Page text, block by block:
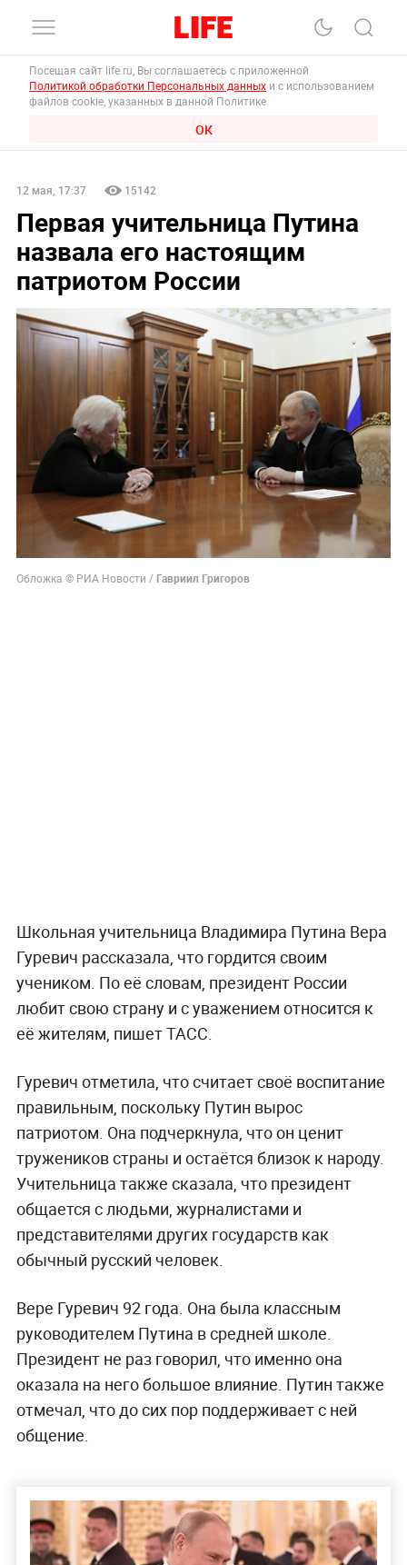
Посещая сайт life.ru, Вы соглашаетесь с приложенной
Политикой обработки Персональных данных и с использованием
файлов cookie, указанных в данной Политике.
ОК
12 мая, 17:37 15142
Первая учительница Путина
назвала его настоящим
патриотом России
Обложка © РИА Новости / Гавриил Григоров
Школьная учительница Владимира Путина Вера
Гуревич рассказала, что гордится своим
учеником. По её словам, президент России
любит свою страну и с уважением относится к
её жителям, пишет ТАСС.
Гуревич отметила, что считает своё воспитание
правильным, поскольку Путин вырос
патриотом. Она подчеркнула, что он ценит
тружеников страны и остаётся близок к народу.
Учительница также сказала, что президент
общается с людьми, журналистами и
представителями других государств как
обычный русский человек.
Вере Гуревич 92 года. Она была классным
руководителем Путина в средней школе.
Президент не раз говорил, что именно она
оказала на него большое влияние. Путин также
отмечал, что до сих пор поддерживает с ней
общение.